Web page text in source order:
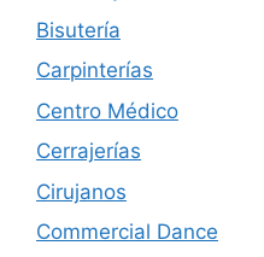
Bisutería
Carpinterías
Centro Médico
Cerrajerías
Cirujanos
Commercial Dance